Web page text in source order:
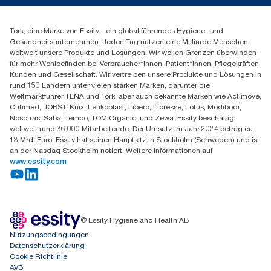
Spenderreklamation
+43 (0) 8 10-22 00 84
Essity Austria Vertriebs GmbH
Am Europlatz 2
1120 Wien
Mo-Do 8:00-16:30 | Fr 8:00-15:00
GLN: 9011111000026
Tork, eine Marke von Essity - ein global führendes Hygiene- und
Gesundheitsunternehmen. Jeden Tag nutzen eine Milliarde Menschen
weltweit unsere Produkte und Lösungen. Wir wollen Grenzen überwinden -
für mehr Wohlbefinden bei Verbraucher*innen, Patient*innen, Pflegekräften,
Kunden und Gesellschaft. Wir vertreiben unsere Produkte und Lösungen in
rund 150 Ländern unter vielen starken Marken, darunter die
Weltmarktführer TENA und Tork, aber auch bekannte Marken wie Actimove,
Cutimed, JOBST, Knix, Leukoplast, Libero, Libresse, Lotus, Modibodi,
Nosotras, Saba, Tempo, TOM Organic, und Zewa. Essity beschäftigt
weltweit rund 36.000 Mitarbeitende. Der Umsatz im Jahr 2024 betrug ca.
13 Mrd. Euro. Essity hat seinen Hauptsitz in Stockholm (Schweden) und ist
an der Nasdaq Stockholm notiert. Weitere Informationen auf
www.essity.com
© Essity Hygiene and Health AB
Nutzungsbedingungen
Datenschutzerklärung
Cookie Richtlinie
AVB